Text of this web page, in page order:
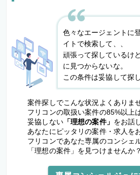
色々なエージェントに
イトで検索して、、
頑張って探しているけ
に見つからないな。
この条件は妥協して探
案件探しでこんな状況よくありま
フリコンの取扱い案件の85%以上
妥協しない「理想の案件」 をお話
あなたにピッタリの案件・求人を
フリコンであなた専属のコンシェ
「理想の案件」を見つけませんか？